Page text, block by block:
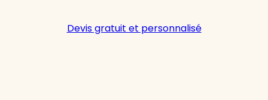
Devis gratuit et personnalisé